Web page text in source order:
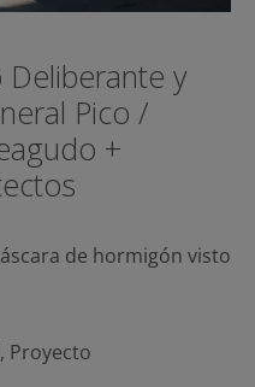
Deliberante y
Pico /
+
de hormigón visto
, Proyecto